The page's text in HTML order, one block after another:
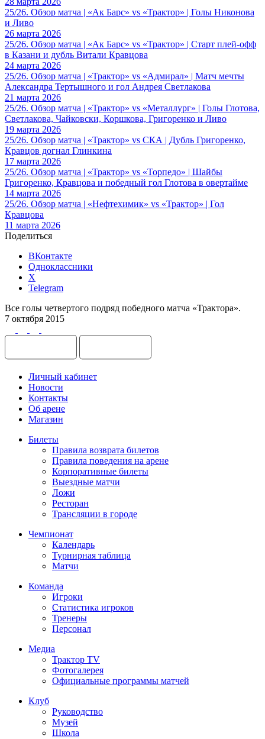
25/26. Обзор матча | «Ак Барс» vs «Трактор» | Голы Никонова
и Ливо
26 марта 2026
25/26. Обзор матча | «Ак Барс» vs «Трактор» | Старт плей-офф
в Казани и дубль Витали Кравцова
24 марта 2026
25/26. Обзор матча | «Трактор» vs «Адмирал» | Матч мечты
Александра Тертышного и гол Андрея Светлакова
21 марта 2026
25/26. Обзор матча | «Трактор» vs «Металлург» | Голы Глотова,
Светлакова, Чайковски, Коршкова, Григоренко и Ливо
19 марта 2026
25/26. Обзор матча | «Трактор» vs СКА | Дубль Григоренко,
Кравцов догнал Глинкина
17 марта 2026
25/26. Обзор матча | «Трактор» vs «Торпедо» | Шайбы
Григоренко, Кравцова и победный гол Глотова в овертайме
14 марта 2026
25/26. Обзор матча | «Нефтехимик» vs «Трактор» | Гол
Кравцова
11 марта 2026
Поделиться
ВКонтакте
Одноклассники
X
Telegram
Все голы четвертого подряд победного матча «Трактора».
7 октября 2015
Личный кабинет
Новости
Контакты
Об арене
Магазин
Билеты
Правила возврата билетов
Правила поведения на арене
Корпоративные билеты
Выездные матчи
Ложи
Ресторан
Трансляции в городе
Чемпионат
Календарь
Турнирная таблица
Матчи
Команда
Игроки
Статистика игроков
Тренеры
Персонал
Медиа
Трактор TV
Фотогалерея
Официальные программы матчей
Клуб
Руководство
Музей
Школа